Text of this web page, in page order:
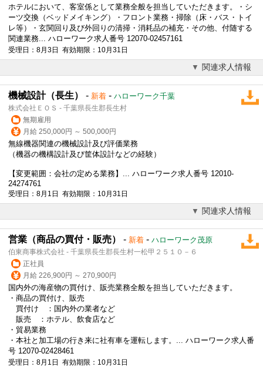
ホテルにおいて、客室係として業務全般を担当していただきます。・シ
ーツ交換（ベッドメイキング）・フロント業務・掃除（床・バス・トイ
レ等）・玄関回り及び外回りの清掃・消耗品の補充・その他、付随する
関連業務... ハローワーク求人番号 12070-02457161
受理日：8月3日 有効期限：10月31日
関連求人情報
機械設計（長生） - 新着 - ハローワーク千葉
株式会社ＥＯＳ - 千葉県長生郡長生村
無期雇用
月給 250,000円 ～ 500,000円
無線機器関連の機械設計及び評価業務
（機器の機構設計及び筐体設計などの経験）
【変更範囲：会社の定める業務】... ハローワーク求人番号 12010-
24274761
受理日：8月1日 有効期限：10月31日
関連求人情報
営業（商品の買付・販売） - 新着 - ハローワーク茂原
伯東商事株式会社 - 千葉県長生郡長生村一松甲２５１０－６
正社員
月給 226,900円 ～ 270,900円
国内外の海産物の買付け、販売業務全般を担当していただきます。
・商品の買付け、販売
買付け ：国内外の業者など
販売 ：ホテル、飲食店など
・貿易業務
・本社と加工場の行き来に社有車を運転します。... ハローワーク求人番
号 12070-02428461
受理日：8月1日 有効期限：10月31日